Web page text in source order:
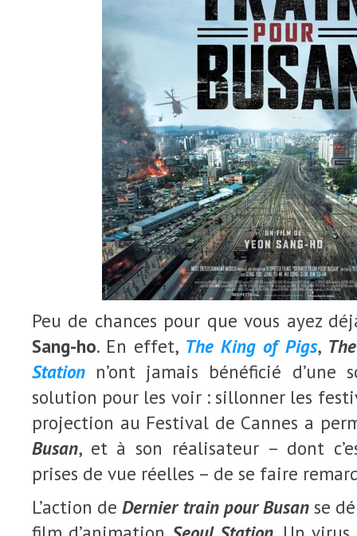
Peu de chances pour que vous ayez
Sang-ho. En effet, The King of Pigs,
Station n’ont jamais bénéficié d’une
solution pour les voir : sillonner les
projection au Festival de Cannes a
Busan, et à son réalisateur – dont
prises de vue réelles – de se faire
L’action deDernier train pour Busan se